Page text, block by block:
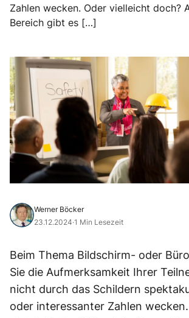
Zahlen wecken. Oder vielleicht doch?
Bereich gibt es […]
Werner Böcker
23.12.2024·1 Min Lesezeit
Beim Thema Bildschirm- oder
Sie die Aufmerksamkeit Ihrer
nicht durch das Schildern
oder interessanter Zahlen